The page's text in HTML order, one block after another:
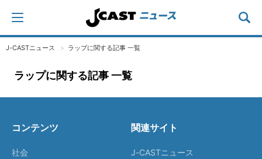
J-CASTニュース ラップに関する記事 一覧
ラップに関する記事 一覧
コンテンツ
社会
関連サイト
J-CASTニュース